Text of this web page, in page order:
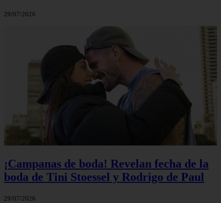
29/07/2026
¡Campanas de boda! Revelan fecha de la
boda de Tini Stoessel y Rodrigo de Paul
29/07/2026